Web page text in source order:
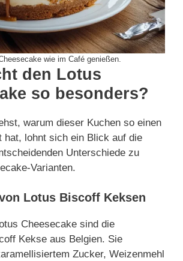
wie im Café genießen.
den Lotus
so besonders?
warum dieser Kuchen so einen
hat, lohnt sich ein Blick auf die
Unterschiede zu
Varianten.
Lotus Biscoff Keksen
Cheesecake sind die
Kekse aus Belgien. Sie
Zucker, Weizenmehl